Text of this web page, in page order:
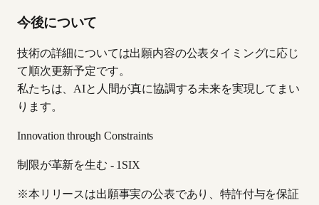
今後について
技術の詳細については出願内容の公表タイミングに応じ
て順次更新予定です。
私たちは、AIと人間が真に協調する未来を実現してまい
ります。
Innovation through Constraints
制限が革新を生む - 1SIX
※本リリースは出願事実の公表であり、特許付与を保証